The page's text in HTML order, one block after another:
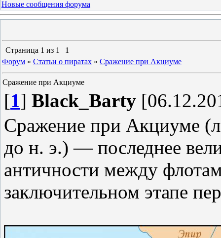
Новые сообщения форума
Страница 1 из 1
1
Форум » Статьи о пиратах » Сражение при Акциуме
Сражение при Акциуме
[1] Black_Barty
Сражение при Акциуме
до н. э.) — последнее
античности между
заключительном этапе